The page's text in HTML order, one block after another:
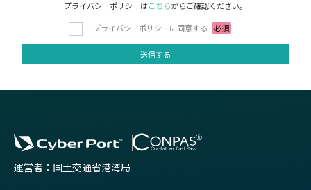
プライバシーポリシーはこちらからご確認ください。
プライバシーポリシーに同意する
必須
運営者：国土交通省港湾局